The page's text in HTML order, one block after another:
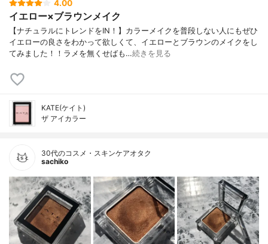
4.00
イエロー×ブラウンメイク
【ナチュラルにトレンドをIN！】カラーメイクを普段しない人にもぜひ
イエローの良さをわかって欲しくて、イエローとブラウンのメイクをし
てみました！！ラメを無くせばも…続きを見る
KATE(ケイト)
ザ アイカラー
30代のコスメ・スキンケアオタク
sachiko